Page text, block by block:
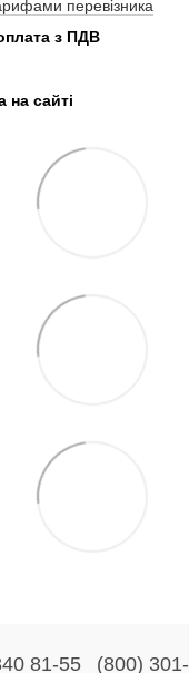
перевізника
з ПДВ
на сайті
81-55 (800)